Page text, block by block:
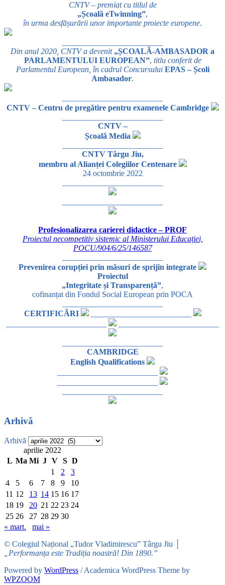
CNTV – premiat cu titlul de
„Școală eTwinning”,
în urma desfășurării unor importante proiecte europene.
Din anul 2020, CNTV a devenit „ȘCOALĂ-AMBASADOR a
PARLAMENTULUI EUROPEAN”, titlu conferit de
Parlamentul European, în cadrul Concursului EPAS – Școli
Ambasador.
CNTV – Centru de pregătire pentru examenele Cambridge
CNTV –
Școală Media
CNTV Târgu Jiu,
membru al Alianței Colegiilor Centenare
24 octombrie 2022
Profesionalizarea carierei didactice – PROF
Proiectul necompetitiv sistemic al Ministerului Educației,
POCU/904/6/25/146587
Prevenirea corupției prin măsuri de sprijin integrate
Proiectul
„Integritate și Transparență”,
cofinanțat din Fondul Social European prin POCA
CERTIFICĂRI
_________________________
CAMBRIDGE
English Qualifications
Arhivă
Arhivă
aprilie 2022
L Ma Mi J V S D
1
2
3
4
5 6 7 8 9
10
11 12 13 14 15 16 17
18 19 20 21 22 23 24
25 26 27 28 29 30
« mart.
mai »
© Colegiul Național „Tudor Vladimirescu” Târgu Jiu │
„Performanța este Tradiția noastră! Din 1890.”
Powered by WordPress / Academica WordPress Theme by
WPZOOM